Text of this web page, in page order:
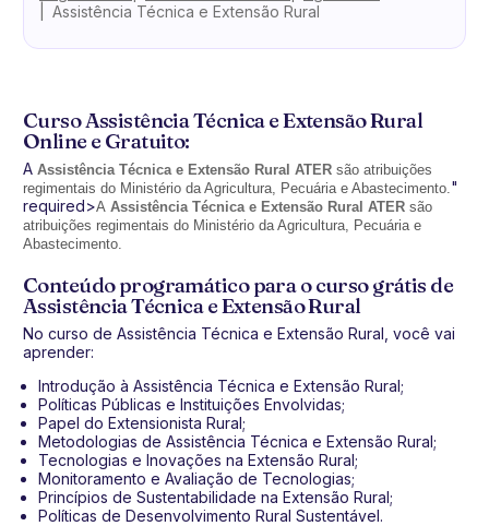
Assistência Técnica e Extensão Rural
Curso Assistência Técnica e Extensão Rural
Online e Gratuito:
A Assistência Técnica e Extensão Rural ATER são atribuições
regimentais do Ministério da Agricultura, Pecuária e Abastecimento. "
required>A Assistência Técnica e Extensão Rural ATER são
atribuições regimentais do Ministério da Agricultura, Pecuária e
Abastecimento.
Conteúdo programático para o curso grátis de
Assistência Técnica e Extensão Rural
No curso de Assistência Técnica e Extensão Rural, você vai
aprender:
Introdução à Assistência Técnica e Extensão Rural;
Políticas Públicas e Instituições Envolvidas;
Papel do Extensionista Rural;
Metodologias de Assistência Técnica e Extensão Rural;
Tecnologias e Inovações na Extensão Rural;
Monitoramento e Avaliação de Tecnologias;
Princípios de Sustentabilidade na Extensão Rural;
Políticas de Desenvolvimento Rural Sustentável.